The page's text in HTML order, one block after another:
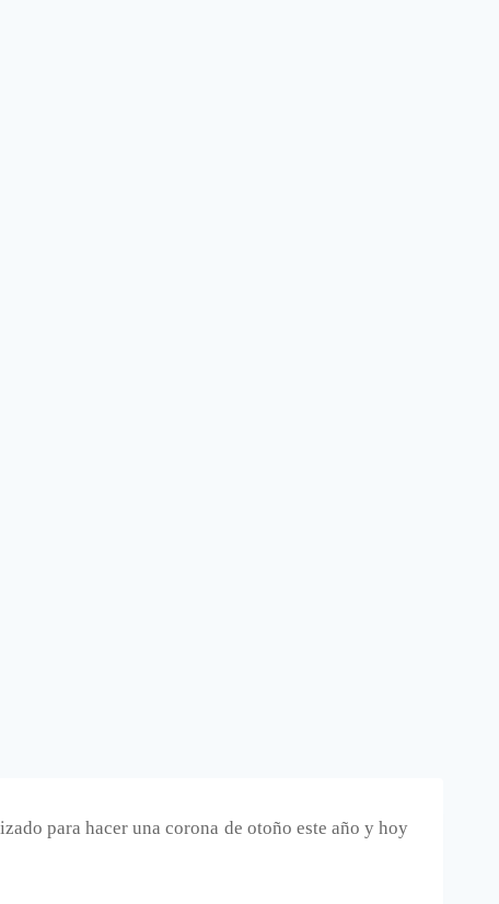
para hacer una corona de otoño este año y hoy